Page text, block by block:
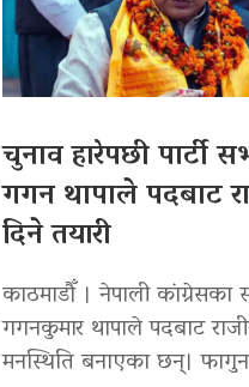
चुनाव हारेपछी पार्टी
गगन थापाले पदबाट
दिने तयारी
काठमाडौँ । नेपाली कांग्रेसका
गगनकुमार थापाले पदबाट
मनस्थिति बनाएका छन्।